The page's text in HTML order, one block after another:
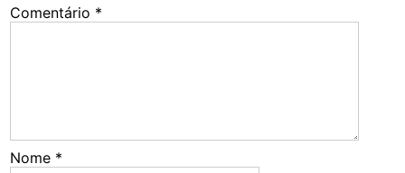
Comentário *
Nome *